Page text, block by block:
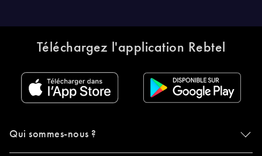
Téléchargez l'application Rebtel
Qui sommes-nous ?